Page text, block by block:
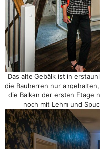
Das alte Gebälk ist in
die Bauherren nur
die Balken der ersten Etage
noch mit Lehm und